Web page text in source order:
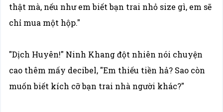
thật mà, nếu như em biết bạn trai nhỏ size gì, em sẽ
chỉ mua một hộp."
"Dịch Huyên!" Ninh Khang đột nhiên nói chuyện
cao thêm mấy decibel, "Em thiếu tiền hả? Sao còn
muốn biết kích cỡ bạn trai nhà người khác?"